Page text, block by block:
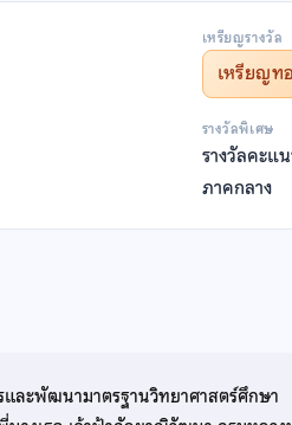
เหรียญรางวัล
เหรียญท
รางวัลพิเศษ
รางวัลคะแ
ภาคกลาง
และพัฒนามาตรฐานวิทยาศาสตร์ศึกษา